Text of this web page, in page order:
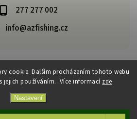
cookie. Dalším procházením tohoto webu
jejich používáním.. Více informací zde.
Nastavení
277 277 002
info@azfishing.cz
AzFishing.cz. Všechna práva vyhrazena.
Shoptet| Design